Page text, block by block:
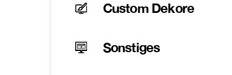
Custom Dekore
Sonstiges